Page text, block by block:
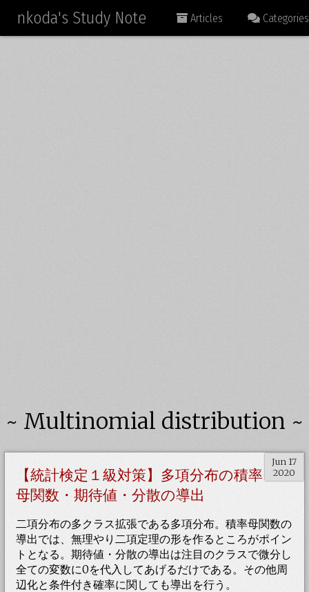
nkoda's Study Note Articles Categories
~ Multinomial distribution ~
Jun 17
2020
【統計検定１級対策】多項分布の積率
母関数・期待値・分散の導出
二項分布の多クラス拡張である多項分布。積率母関数の
導出では、無理やり二項定理の形を作るところがポイン
トとなる。期待値・分散の導出は注目のクラスで微分し
全ての変数に0を代入してあげるだけである。その他周
辺化と条件付き確率に関しても導出を行う。